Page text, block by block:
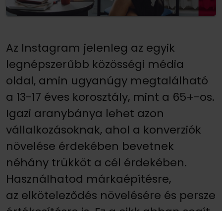
Az Instagram jelenleg az egyik
legnépszerűbb közösségi média
oldal, amin ugyanúgy megtalálható
a 13-17 éves korosztály, mint a 65+-os.
Igazi aranybánya lehet azon
vállalkozásoknak, ahol a konverziók
növelése érdekében bevetnek
néhány trükköt a cél érdekében.
Használhatod márkaépítésre,
az elköteleződés növelésére és persze